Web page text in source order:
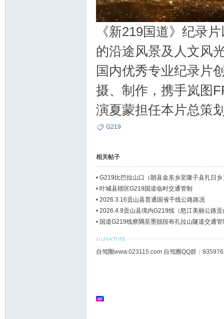
《新219国道》纪录
的沿途风景及人文风
国内优秀专业纪录片
摄、制作，携手岚图
演夏蒙担任本片总策
G219
相关帖子
• G219比巴拉山口（朗县金东乡至隆子县扎日
• 叶城县辖区G219国道临时交通管制
• 2026.3.16贡山县普通国省干线公路路况
• 2026.4.9贡山县境内G219线（怒江美丽公路
• 国道G219线察隅至墨脱段布孔拉山隧道交通管
自驾圈www.023115.com 自驾圈QQ群：